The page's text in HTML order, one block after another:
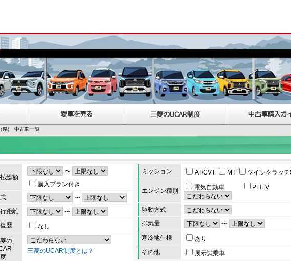
県) 中古車一覧
総額
〜
購入プラン付き
〜
距離
〜
歴
なし
の
三菱のUCAR制度とは？
ミッション AT/CVT MT ツインクラッ
エンジン種別 電気自動車 PHEV
駆動方式
排気量
〜
寒冷地仕様
あり
その他
展示試乗車